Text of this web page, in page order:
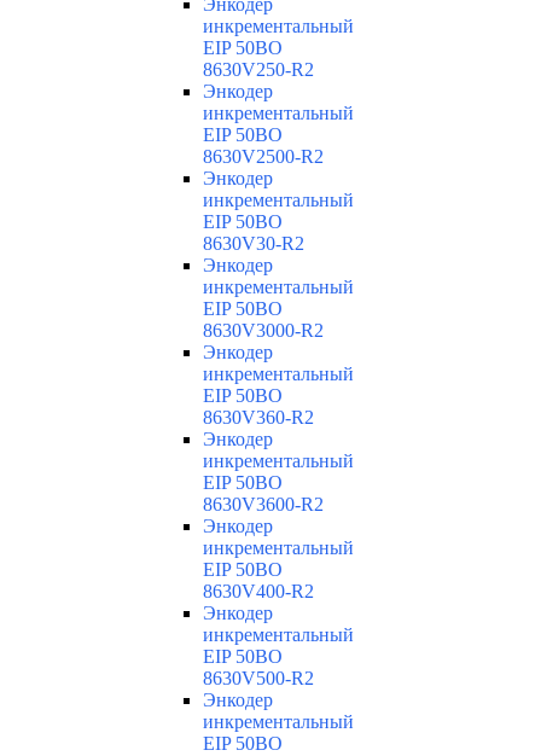
Энкодер
инкрементальный
EIP 50BO
8630V250-R2
Энкодер
инкрементальный
EIP 50BO
8630V2500-R2
Энкодер
инкрементальный
EIP 50BO
8630V30-R2
Энкодер
инкрементальный
EIP 50BO
8630V3000-R2
Энкодер
инкрементальный
EIP 50BO
8630V360-R2
Энкодер
инкрементальный
EIP 50BO
8630V3600-R2
Энкодер
инкрементальный
EIP 50BO
8630V400-R2
Энкодер
инкрементальный
EIP 50BO
8630V500-R2
Энкодер
инкрементальный
EIP 50BO